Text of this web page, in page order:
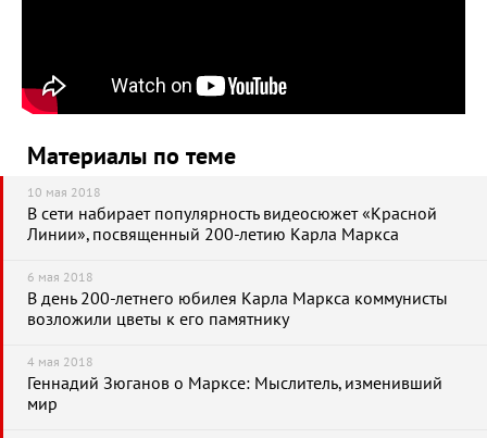
Материалы по теме
10 мая 2018
В сети набирает популярность видеосюжет «Красной
Линии», посвященный 200-летию Карла Маркса
6 мая 2018
В день 200-летнего юбилея Карла Маркса коммунисты
возложили цветы к его памятнику
4 мая 2018
Геннадий Зюганов о Марксе: Мыслитель, изменивший
мир